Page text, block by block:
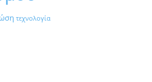
τεχνολογία